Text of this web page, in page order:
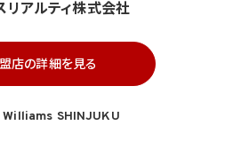
リアルティ株式会社
店の詳細を見る
SHINJUKU